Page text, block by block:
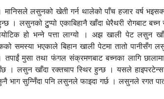
मानिसले लसुनको खेती गर्न थालेको पाँच हजार वर्ष
। लसुनको टुुप्पो एकाबिहानै खाँदा धेरैथरी रोगबाट
हो भन्ने पत्ता लाग्यो । अझ खाली पेट लसुन
समस्या भएकाले बिहान खाली पेटमा तातो
तपाईं मुसा तथा फंगल संक्रमणबाट बच्नका लागि
। लसुन खाँदा रक्तचाप स्थिर हुन्छ । यसले
भाग सुन्निँदा पनि लसुनले फाइदा गर्छ । लसुनले रगत